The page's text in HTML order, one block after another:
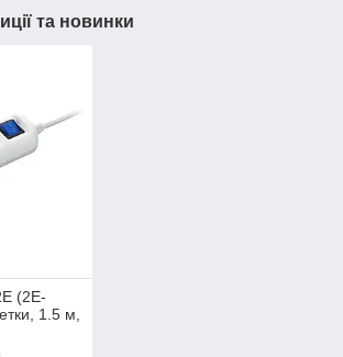
та новинки
(2E-
1.5 м,